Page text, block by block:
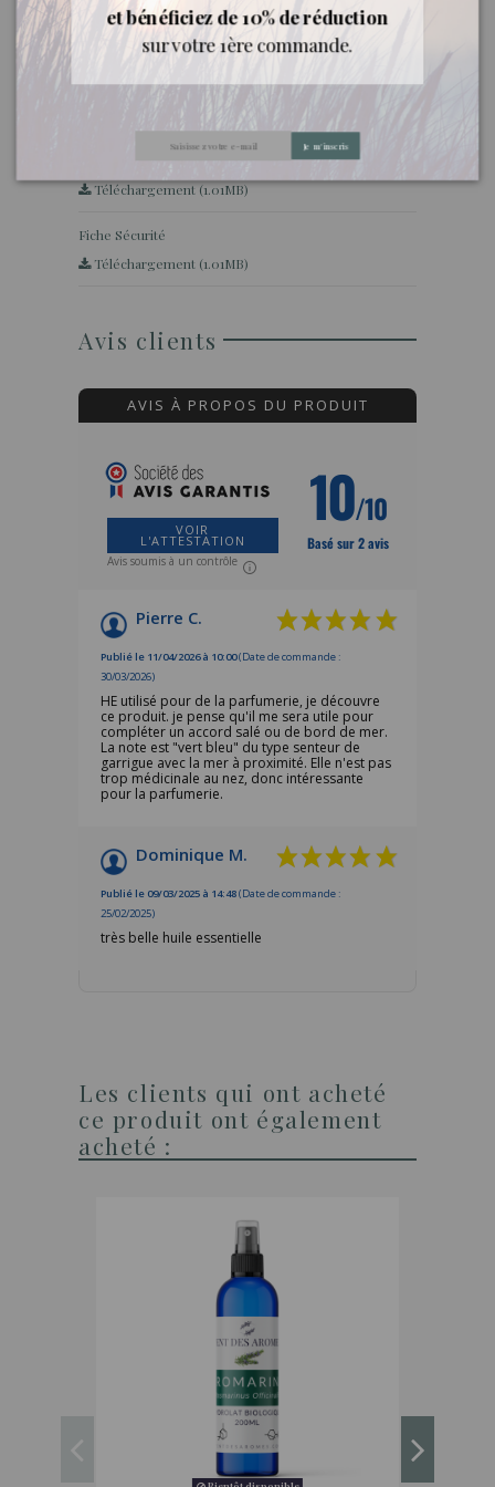
Documents joints
Fiche Découverte
Téléchargement (1.01MB)
Fiche Sécurité
Téléchargement (1.01MB)
Avis clients
AVIS À PROPOS DU PRODUIT
VOIR
L'ATTESTATION
Avis soumis à un contrôle
10/10
Basé sur 2 avis
Pierre C.
Publié le 11/04/2026 à 10:00(Date de commande :
30/03/2026)
HE utilisé pour de la parfumerie, je découvre
ce produit. je pense qu'il me sera utile pour
compléter un accord salé ou de bord de mer.
La note est "vert bleu" du type senteur de
garrigue avec la mer à proximité. Elle n'est pas
trop médicinale au nez, donc intéressante
pour la parfumerie.
Dominique M.
Publié le 09/03/2025 à 14:48(Date de commande :
25/02/2025)
très belle huile essentielle
Les clients qui ont acheté
ce produit ont également
acheté :
et bénéficiez de 10% de réduction
sur votre 1ère commande.
Je m'inscris